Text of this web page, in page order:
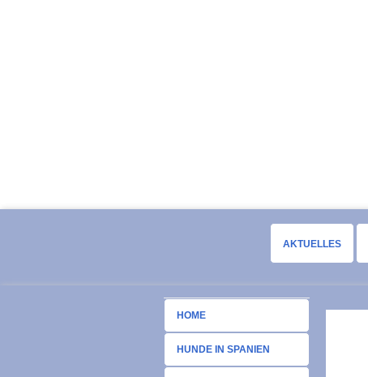
AKTUELLES
HOME
HUNDE IN SPANIEN